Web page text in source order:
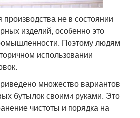
Поделки из
пластиковой бутылки
Цвета из пластиковых
Дом из пластиковых
не в состоянии
изделий, особенно это
Поэтому людям
использовании
множество вариантов
бутылок своими руками. Это
чистоты и порядка на